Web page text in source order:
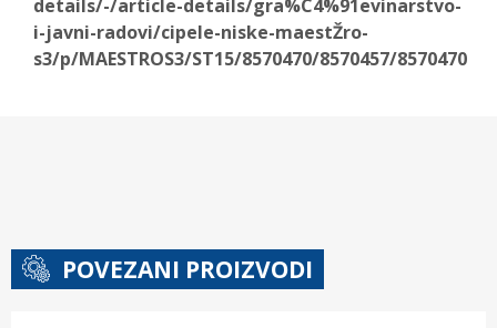
details/-/article-details/gra%C4%91evinarstvo-
i-javni-radovi/cipele-niske-maestŽro-
s3/p/MAESTROS3/ST15/8570470/8570457/8570470
POVEZANI PROIZVODI